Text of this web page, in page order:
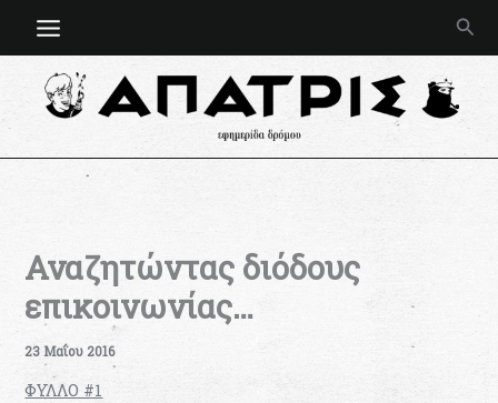
Αναζητώντας διόδους
επικοινωνίας…
23 Μαΐου 2016
ΦΥΛΛΟ #1